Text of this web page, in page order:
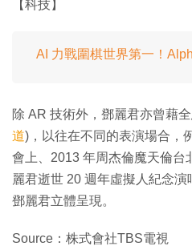
【科技】
AI 力戰圍棋世界第一！
除 AR 技術外，鄧麗君亦曾藉
道)，以往在不同的表演場合，
會上、2013 年周杰倫魔天倫台
麗君逝世 20 週年虛擬人紀念
鄧麗君立體呈現。
Source：株式會社TBS電視